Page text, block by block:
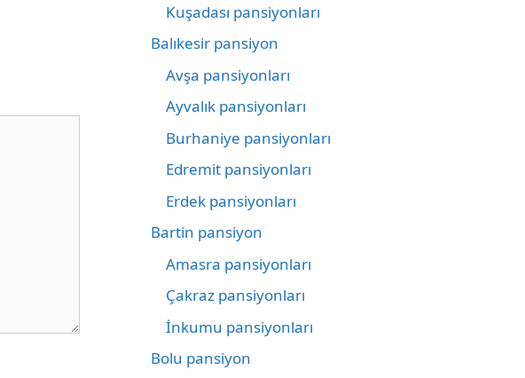
Kuşadası pansiyonları
Balıkesir pansiyon
Avşa pansiyonları
Ayvalık pansiyonları
Burhaniye pansiyonları
Edremit pansiyonları
Erdek pansiyonları
Bartin pansiyon
Amasra pansiyonları
Çakraz pansiyonları
İnkumu pansiyonları
Bolu pansiyon